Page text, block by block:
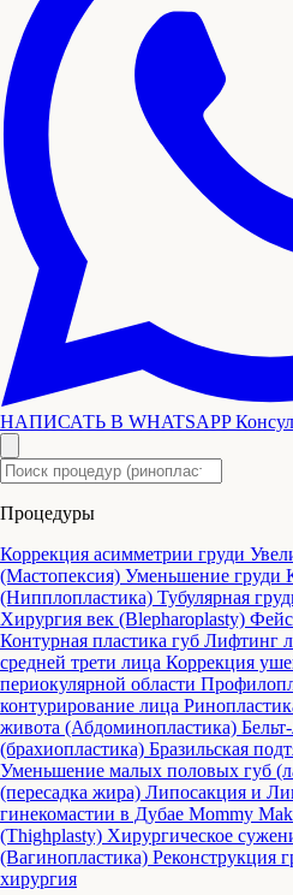
НАПИСАТЬ В WHATSAPP
Процедуры
Коррекция асимметрии груди
(Мастопексия) Уменьшение груди
(Нипплопластика) Тубулярная
Хирургия век (Blepharoplasty)
Контурная пластика губ Лифтинг
средней трети лица Коррекция
периокулярной области
контурирование лица
живота (Абдоминопластика)
(брахиопластика) Бразильская
Уменьшение малых половых губ
(пересадка жира) Липосакция и
гинекомастии в Дубае Mommy
(Thighplasty) Хирургическое
(Вагинопластика) Реконструкция
хирургия